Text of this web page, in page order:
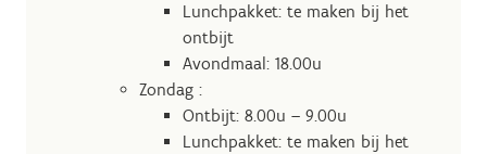
Lunchpakket: te maken bij het
ontbijt
Avondmaal: 18.00u
Zondag :
Ontbijt: 8.00u – 9.00u
Lunchpakket: te maken bij het